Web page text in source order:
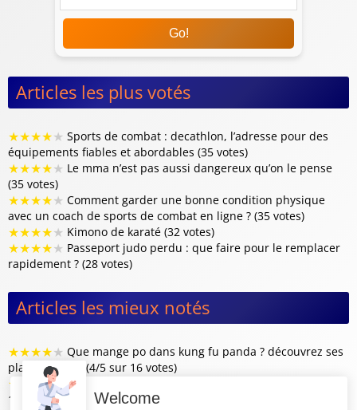
Go!
Articles les plus votés
★★★★★ Sports de combat : decathlon, l’adresse pour des
équipements fiables et abordables (35 votes)
★★★★★ Le mma n’est pas aussi dangereux qu’on le pense
(35 votes)
★★★★★ Comment garder une bonne condition physique
avec un coach de sports de combat en ligne ? (35 votes)
★★★★★ Kimono de karaté (32 votes)
★★★★★ Passeport judo perdu : que faire pour le remplacer
rapidement ? (28 votes)
Articles les mieux notés
★★★★★ Que mange po dans kung fu panda ? découvrez ses
plats préférés (4/5 sur 16 votes)
★ ★★★ Combien de dan existe-t-il en taekwondo ? (4/5 sur
11 votes)
Welcome